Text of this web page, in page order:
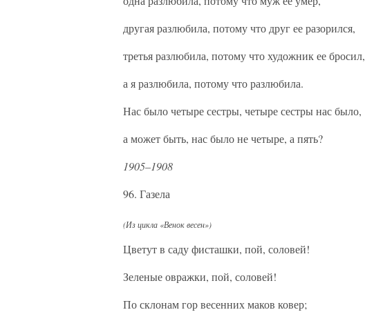
другая разлюбила, потому что друг ее разорился,
третья разлюбила, потому что художник ее бросил,
а я разлюбила, потому что разлюбила.
Нас было четыре сестры, четыре сестры нас было,
а может быть, нас было не четыре, а пять?
1905–1908
96. Газела
(Из цикла «Венок весен»)
Цветут в саду фисташки, пой, соловей!
Зеленые овражки, пой, соловей!
По склонам гор весенних маков ковер;